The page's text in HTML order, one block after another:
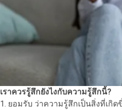
เราควรรู้สึกยังไงกับความรู้สึกนี้?
1. ยอมรับ ว่าความรู้สึกเป็นสิ่งที่เกิ